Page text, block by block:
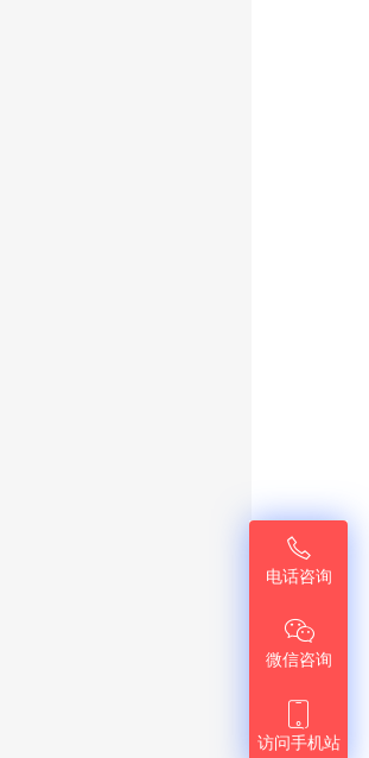

电话咨询

微信咨询

访问手机站